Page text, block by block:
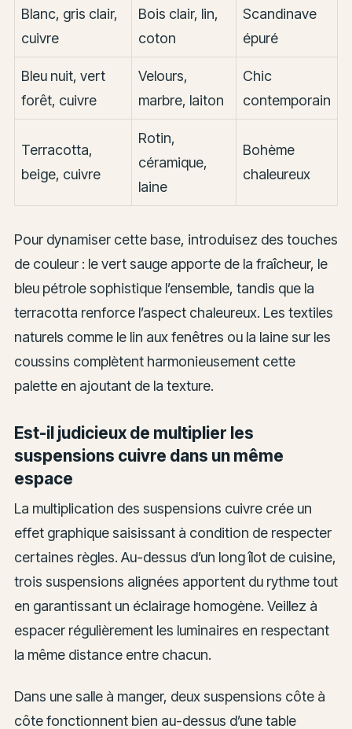
Blanc, gris clair,
cuivre
Bois clair, lin,
coton
Scandinave
épuré
Bleu nuit, vert
forêt, cuivre
Velours,
marbre, laiton
Chic
contemporain
Terracotta,
beige, cuivre
Rotin,
céramique,
laine
Bohème
chaleureux
Pour dynamiser cette base, introduisez des touches
de couleur : le vert sauge apporte de la fraîcheur, le
bleu pétrole sophistique l’ensemble, tandis que la
terracotta renforce l’aspect chaleureux. Les textiles
naturels comme le lin aux fenêtres ou la laine sur les
coussins complètent harmonieusement cette
palette en ajoutant de la texture.
Est-il judicieux de multiplier les
suspensions cuivre dans un même
espace
La multiplication des suspensions cuivre crée un
effet graphique saisissant à condition de respecter
certaines règles. Au-dessus d’un long îlot de cuisine,
trois suspensions alignées apportent du rythme tout
en garantissant un éclairage homogène. Veillez à
espacer régulièrement les luminaires en respectant
la même distance entre chacun.
Dans une salle à manger, deux suspensions côte à
côte fonctionnent bien au-dessus d’une table